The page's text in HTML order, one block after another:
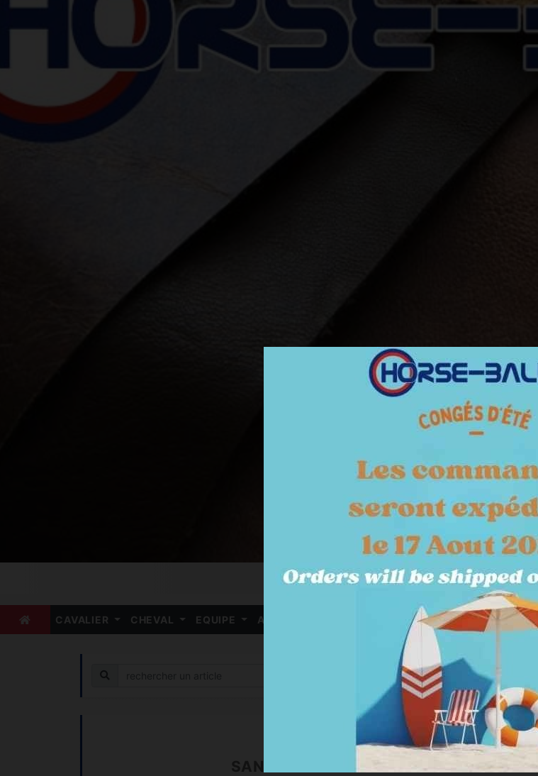
CAVALIER CHEVAL EQUIPE ARBITRE SOINS & ECURIE TERRAIN KITS
Recherche
Horse Ball : Boutique du cheval, équitation
SANTE ET SOINS DU CHEVAL ~